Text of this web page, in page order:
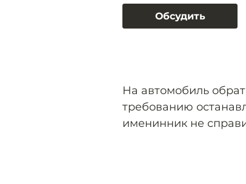
Обсудить
На автомобиль
требованию
именинник не